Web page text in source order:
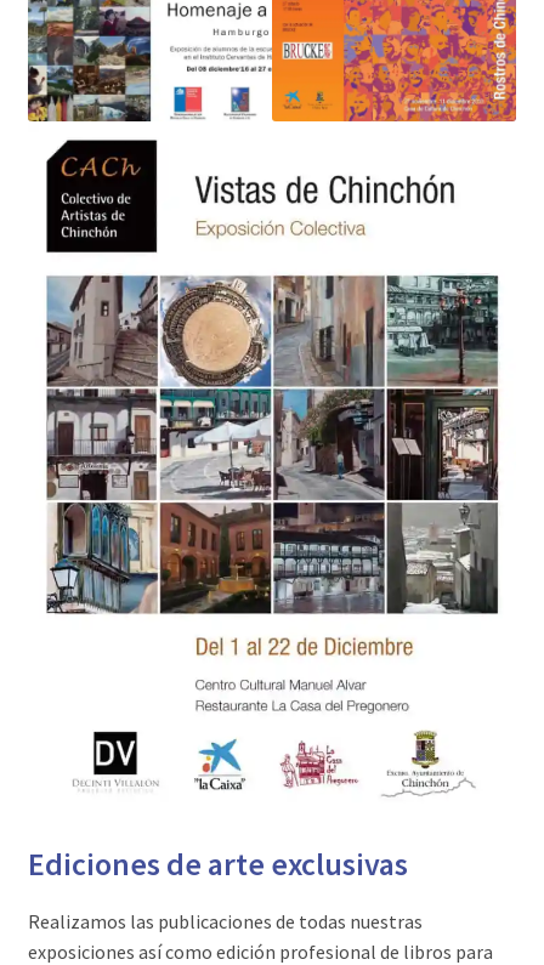
Ediciones de arte exclusivas
Realizamos las publicaciones de todas nuestras
exposiciones así como edición profesional de libros para